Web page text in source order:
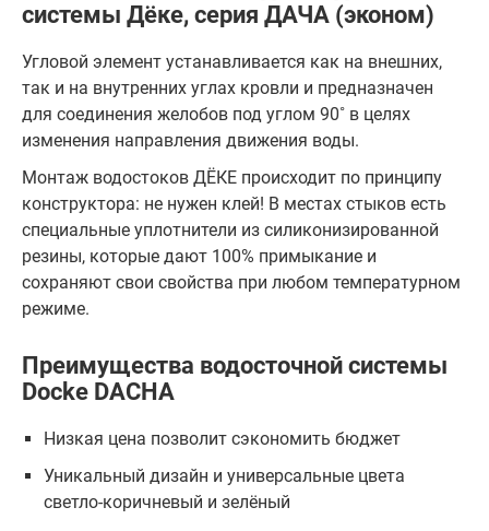
системы Дёке, серия ДАЧА (эконом)
Угловой элемент устанавливается как на внешних,
так и на внутренних углах кровли и предназначен
для соединения желобов под углом 90˚ в целях
изменения направления движения воды.
Монтаж водостоков ДЁКЕ происходит по принципу
конструктора: не нужен клей! В местах стыков есть
специальные уплотнители из силиконизированной
резины, которые дают 100% примыкание и
сохраняют свои свойства при любом температурном
режиме.
Преимущества водосточной системы
Docke DACHA
Низкая цена позволит сэкономить бюджет
Уникальный дизайн и универсальные цвета
светло-коричневый и зелёный